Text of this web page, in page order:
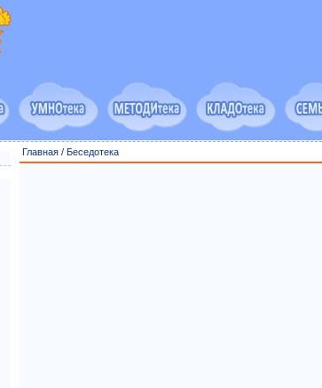
Главная/ Беседотека